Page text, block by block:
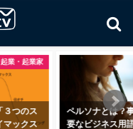
起業・起業家
３つのス
マックス
ペルソナとは？
要なビジネス用